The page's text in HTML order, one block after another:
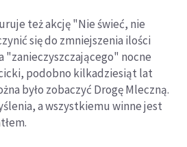
też akcję "Nie świeć, nie
się do zmniejszenia ilości
"zanieczyszczającego" nocne
podobno kilkadziesiąt lat
było zobaczyć Drogę Mleczną.
a wszystkiemu winne jest